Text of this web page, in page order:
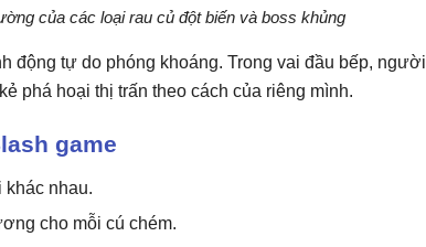
của các loại rau củ đột biến và boss khủng
động tự do phóng khoáng. Trong vai đầu bếp, người
phá hoại thị trấn theo cách của riêng mình.
game
nhau.
cho mỗi cú chém.